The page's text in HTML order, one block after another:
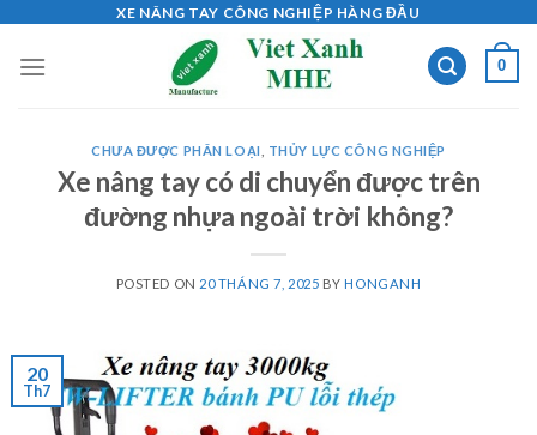
content
XE NÂNG TAY CÔNG NGHIỆP HÀNG ĐẦU
0
CHƯA ĐƯỢC PHÂN LOẠI THỦY LỰC CÔNG NGHIỆP
Xe nâng tay có di chuyển được trên
đường nhựa ngoài trời không?
POSTED ON 20 THÁNG 7, 2025 BYHONGANH
20
Th7